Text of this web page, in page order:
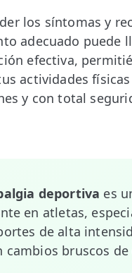
Clínicas
Pilar
- Centro
los síntomas y
adecuado puede
efectiva,
actividades
y con total
deportiva es
en atletas,
de alta
cambios bruscos